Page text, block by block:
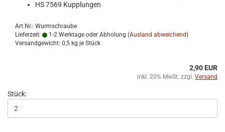
HS 7569 Kupp­lun­gen
Art.Nr.: Wurmschraube
Lieferzeit:
1-2 Werktage oder Abholung (Ausland abweichend)
Versandgewicht: 0,5 kg je Stück
2,90 EUR
inkl. 20% MwSt. zzgl. Versand
Stück: